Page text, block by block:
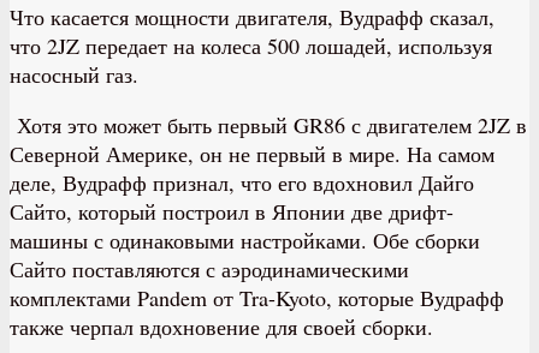
Что касается мощности двигателя, Вудрафф сказал,
что 2JZ передает на колеса 500 лошадей, используя
насосный газ.
Хотя это может быть первый GR86 с двигателем 2JZ в
Северной Америке, он не первый в мире. На самом
деле, Вудрафф признал, что его вдохновил Дайго
Сайто, который построил в Японии две дрифт-
машины с одинаковыми настройками. Обе сборки
Сайто поставляются с аэродинамическими
комплектами Pandem от Tra-Kyoto, которые Вудрафф
также черпал вдохновение для своей сборки.